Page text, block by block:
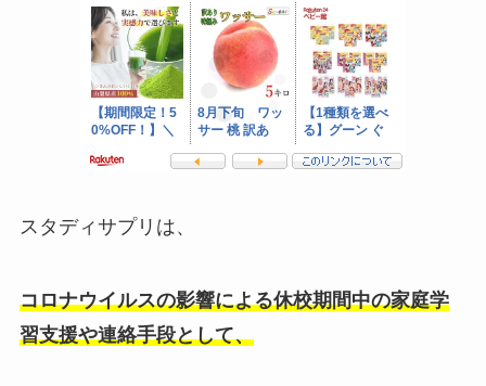
スタディサプリは、
コロナウイルスの影響による休校期間中の家庭学
習支援や連絡手段として、